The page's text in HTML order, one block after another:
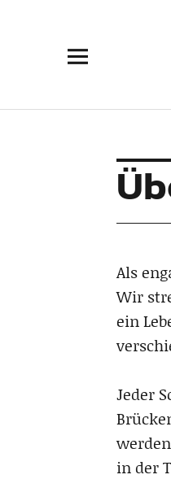
Als
Wir
ein
Jeder
in der